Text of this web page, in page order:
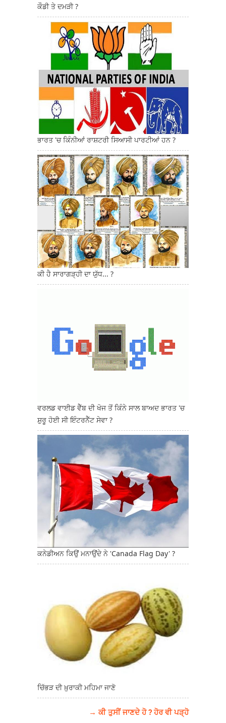
ਕੌਡੀ ਤੇ ਦਮੜੀ ?
ਭਾਰਤ 'ਚ ਕਿੰਨੀਆਂ ਰਾਸ਼ਟਰੀ ਸਿਆਸੀ ਪਾਰਟੀਆਂ ਹਨ ?
ਕੀ ਹੈ ਸਾਰਾਗੜ੍ਹੀ ਦਾ ਯੁੱਧ... ?
ਵਰਲਡ ਵਾਈਡ ਵੈੱਬ ਦੀ ਖੋਜ ਤੋਂ ਕਿੰਨੇ ਸਾਲ ਬਾਅਦ ਭਾਰਤ 'ਚ
ਸ਼ੁਰੂ ਹੋਈ ਸੀ ਇੰਟਰਨੈੱਟ ਸੇਵਾ ?
ਕਨੇਡੀਅਨ ਕਿਉਂ ਮਨਾਉਂਦੇ ਨੇ 'Canada Flag Day' ?
ਚਿੱਭੜ ਦੀ ਖ਼ੁਰਾਕੀ ਮਹਿਮਾ ਜਾਣੋ
→ ਕੀ ਤੁਸੀਂ ਜਾਣਦੇ ਹੋ ? ਹੋਰ ਵੀ ਪੜ੍ਹੋ